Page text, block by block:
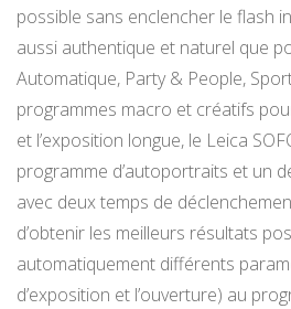
possible sans enclencher le flash
aussi authentique et naturel que
Automatique, Party & People,
programmes macro et créatifs
et l’exposition longue, le Leica
programme d’autoportraits et un
avec deux temps de
d’obtenir les meilleurs résultats
automatiquement différents
d’exposition et l’ouverture) au